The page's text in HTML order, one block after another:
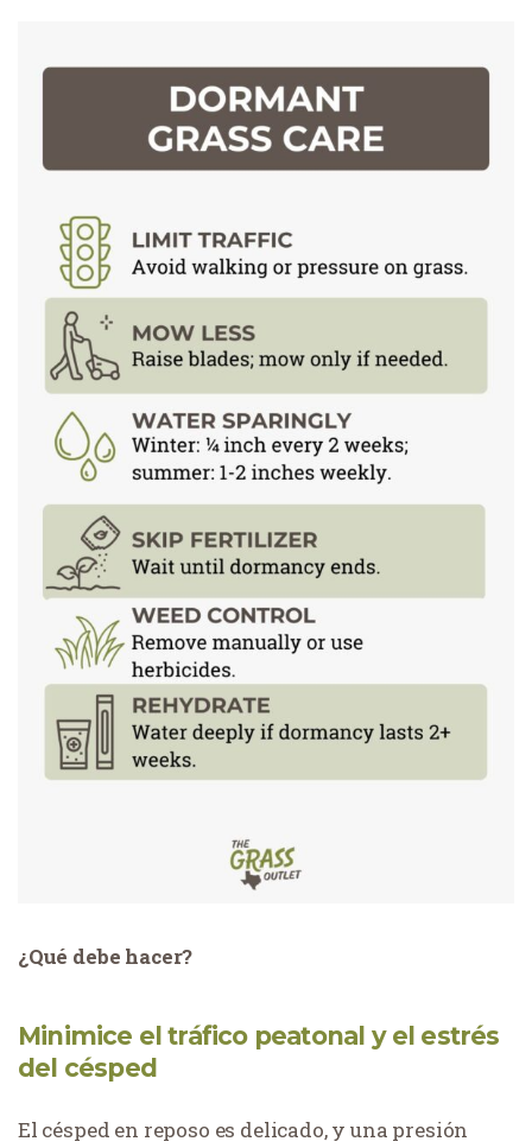
¿Qué debe hacer?
Minimice el tráfico peatonal y el estrés
del césped
El césped en reposo es delicado, y una presión